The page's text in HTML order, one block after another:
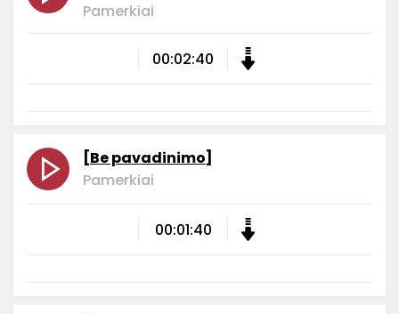
Pamerkiai
00:02:40
[Be pavadinimo]
Pamerkiai
00:01:40